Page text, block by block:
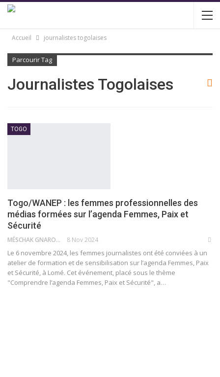
Accueil journalistes togolaises
Parcourir Tag
Journalistes Togolaises
TOGO
Togo/WANEP : les femmes professionnelles des
médias formées sur l’agenda Femmes, Paix et
Sécurité
MÉSCHAK GNARO 8 Nov 2024
Le 6 novembre 2024, les femmes journalistes ont été conviées à un
atelier de formation et de sensibilisation sur l’agenda Femmes, Paix
et Sécurité, à Lomé. Cet événement, placé sous le thème
"Comprendre l’agenda Femmes, Paix et Sécurité", a…